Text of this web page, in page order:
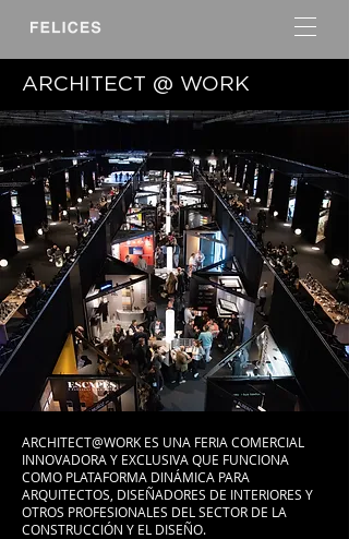
ARCHITECT @ WORK
ARCHITECT@WORK ES UNA FERIA COMERCIAL
INNOVADORA Y EXCLUSIVA QUE FUNCIONA
COMO PLATAFORMA DINÁMICA PARA
ARQUITECTOS, DISEÑADORES DE INTERIORES Y
OTROS PROFESIONALES DEL SECTOR DE LA
CONSTRUCCIÓN Y EL DISEÑO.